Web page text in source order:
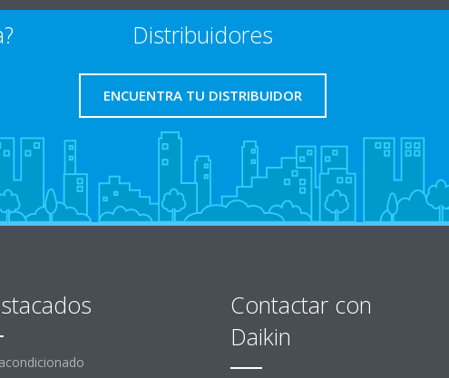
Distribuidores
ENCUENTRA TU DISTRIBUIDOR
Contactar con
Daikin